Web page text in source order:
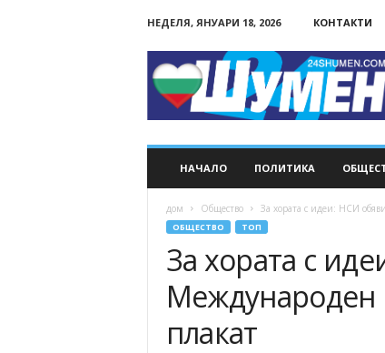
НЕДЕЛЯ, ЯНУАРИ 18, 2026 КОНТАКТИ
НАЧАЛО ПОЛИТИКА
дом Общество За хората с идеи: НСИ
ОБЩЕСТВО ТОП
За хората с
Международен
плакат